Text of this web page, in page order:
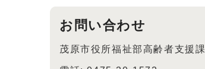
お問い合わせ
茂原市役所福祉部高齢者支援課